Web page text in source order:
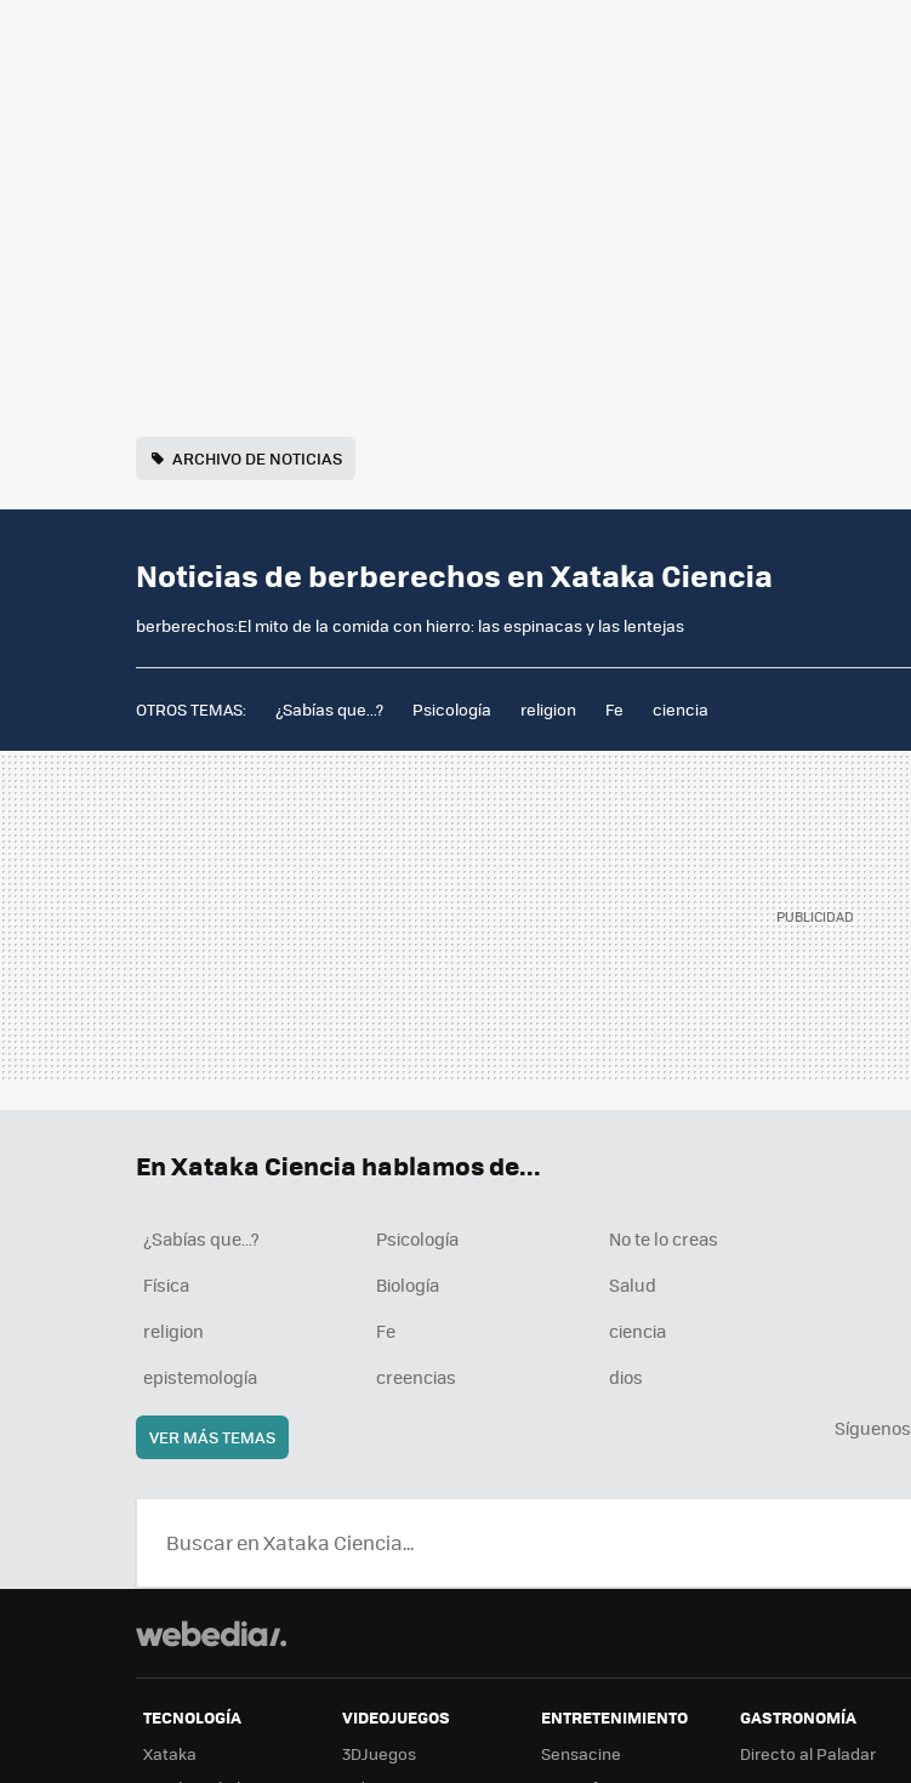
ARCHIVO DE NOTICIAS
Noticias de berberechos en Xataka Ciencia
berberechos:El mito de la comida con hierro: las espinacas y las lentejas
OTROS TEMAS: ¿Sabías que...? Psicología religion Fe ciencia
Síguenos
En Xataka Ciencia hablamos de...
¿Sabías que...? Psicología
No te lo creas
Física
Biología
Salud
religion
Fe
ciencia
epistemología
creencias dios
VER MÁS TEMAS
TECNOLOGÍA
Xataka
VIDEOJUEGOS
3DJuegos
ENTRETENIMIENTO
Sensacine
GASTRONOMÍA
Directo al Paladar